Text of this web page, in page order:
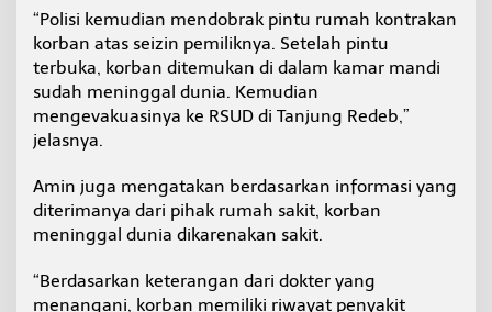
“Polisi kemudian mendobrak pintu rumah kontrakan
korban atas seizin pemiliknya. Setelah pintu
terbuka, korban ditemukan di dalam kamar mandi
sudah meninggal dunia. Kemudian
mengevakuasinya ke RSUD di Tanjung Redeb,”
jelasnya.
Amin juga mengatakan berdasarkan informasi yang
diterimanya dari pihak rumah sakit, korban
meninggal dunia dikarenakan sakit.
“Berdasarkan keterangan dari dokter yang
menangani, korban memiliki riwayat penyakit